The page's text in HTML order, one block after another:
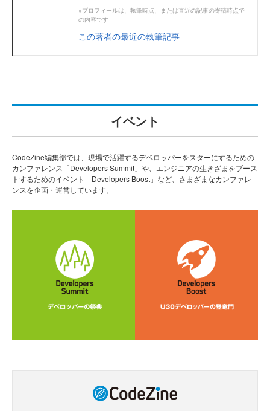
※プロフィールは、執筆時点、または直近の記事の寄稿時点で
の内容です
この著者の最近の執筆記事
イベント
CodeZine編集部では、現場で活躍するデベロッパーをスターにするための
カンファレンス「Developers Summit」や、エンジニアの生きざまをブース
トするためのイベント「Developers Boost」など、さまざまなカンファレ
ンスを企画・運営しています。